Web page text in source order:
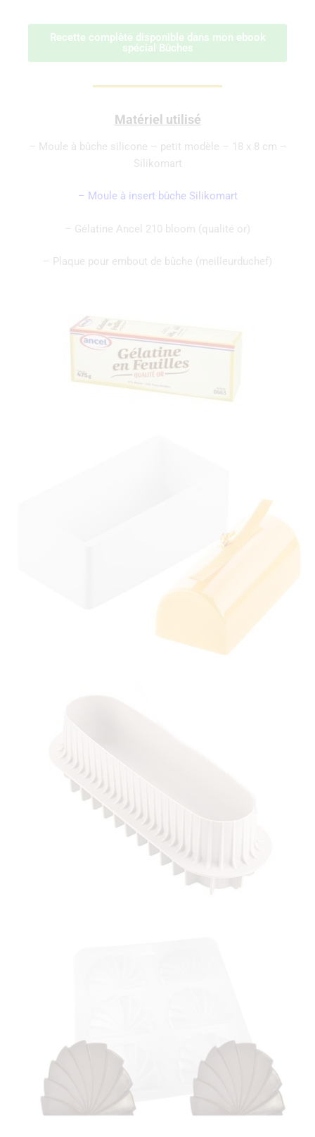
Recette complète disponible dans mon ebook
spécial Bûches
Matériel utilisé
– Moule à bûche silicone – petit modèle – 18 x 8 cm –
Silikomart
– Moule à insert bûche Silikomart
– Gélatine Ancel 210 bloom (qualité or)
– Plaque pour embout de bûche (meilleurduchef)